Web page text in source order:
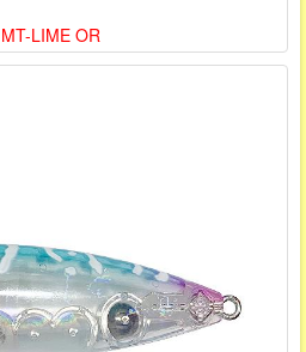
LIME OR